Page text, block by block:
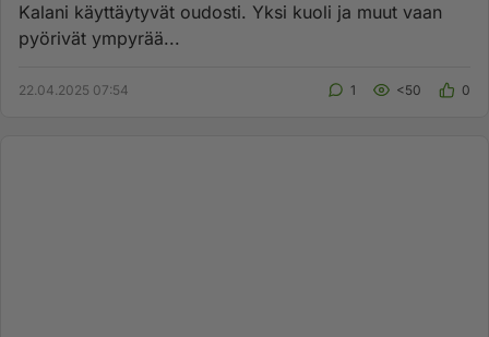
Kalani käyttäytyvät oudosti. Yksi kuoli ja muut vaan
pyörivät ympyrää...
22.04.2025 07:54 1 <50 0